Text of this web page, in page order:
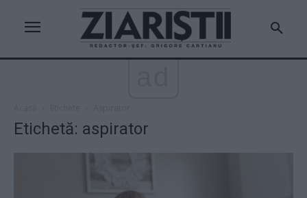
Etichetă: aspirator